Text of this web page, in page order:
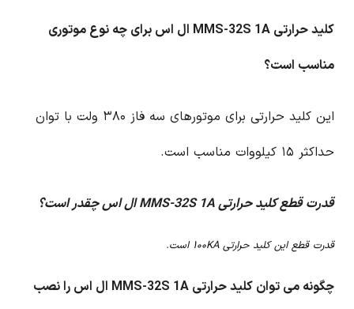
کلید حرارتی MMS-32S 1A ال اس برای چه نوع موتوری
مناسب است؟
این کلید حرارتی برای موتورهای سه فاز ۳۸۰ ولت با توان
حداکثر ۱۵ کیلووات مناسب است.
قدرت قطع کلید حرارتی MMS-32S 1A ال اس چقدر است؟
قدرت قطع این کلید حرارتی ۱۰۰KA است.
چگونه می توان کلید حرارتی MMS-32S 1A ال اس را نصب